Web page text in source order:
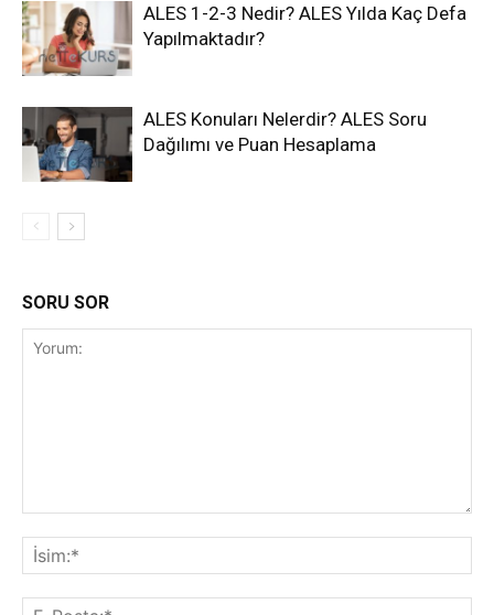
ALES 1-2-3 Nedir? ALES Yılda Kaç Defa
Yapılmaktadır?
ALES Konuları Nelerdir? ALES Soru
Dağılımı ve Puan Hesaplama
SORU SOR